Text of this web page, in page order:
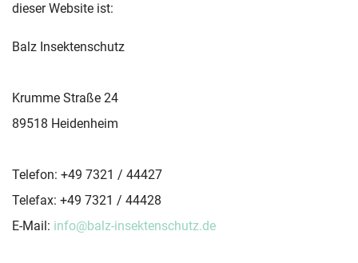
dieser Website ist:
Balz Insektenschutz
Krumme Straße 24
89518 Heidenheim
Telefon: +49 7321 / 44427
Telefax: +49 7321 / 44428
E-Mail: info@balz-insektenschutz.de